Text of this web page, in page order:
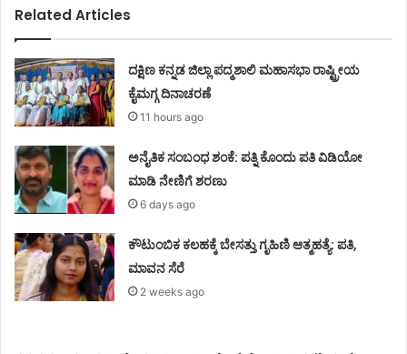
Related Articles
ದಕ್ಷಿಣ ಕನ್ನಡ ಜಿಲ್ಲಾ ಪದ್ಮಶಾಲಿ ಮಹಾಸಭಾ ರಾಷ್ಟ್ರೀಯ
ಕೈಮಗ್ಗ ದಿನಾಚರಣೆ
11 hours ago
ಅನೈತಿಕ ಸಂಬಂಧ ಶಂಕೆ: ಪತ್ನಿ ಕೊಂದು ಪತಿ ವಿಡಿಯೋ
ಮಾಡಿ ನೇಣಿಗೆ ಶರಣು
6 days ago
ಕೌಟುಂಬಿಕ ಕಲಹಕ್ಕೆ ಬೇಸತ್ತು ಗೃಹಿಣಿ ಆತ್ಮಹತ್ಯೆ: ಪತಿ,
ಮಾವನ ಸೆರೆ
2 weeks ago